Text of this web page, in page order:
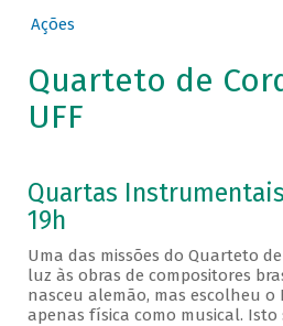
Ações
Quarteto de
UFF
Quartas Instrumentais
19h
Uma das missões do Quarteto
luz às obras de compositores
nasceu alemão, mas escolheu o
apenas física como musical. Isto